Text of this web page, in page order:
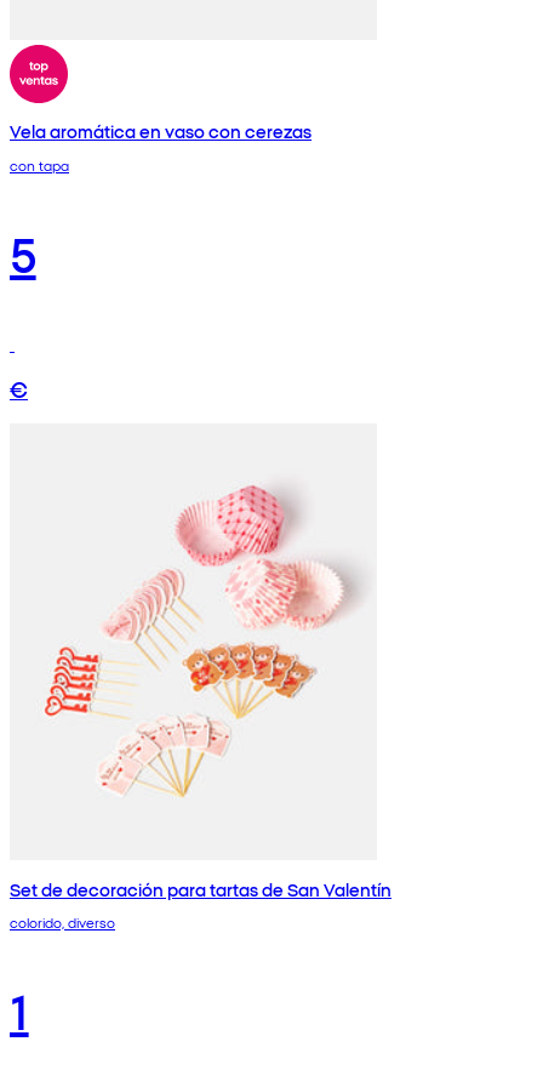
Vela aromática en vaso con cerezas
con tapa
5
€
Set de decoración para tartas de San Valentín
colorido, diverso
1